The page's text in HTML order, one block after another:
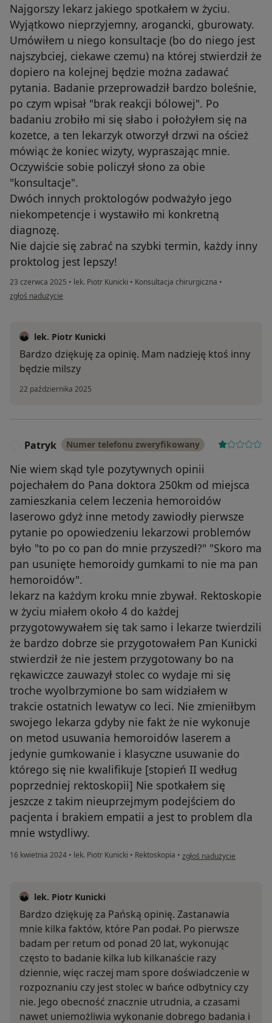
Najgorszy lekarz jakiego spotkałem w życiu.
Wyjątkowo nieprzyjemny, arogancki, gburowaty.
Umówiłem u niego konsultacje (bo do niego jest
najszybciej, ciekawe czemu) na której stwierdził że
dopiero na kolejnej będzie można zadawać
pytania. Badanie przeprowadził bardzo boleśnie,
po czym wpisał "brak reakcji bólowej". Po
badaniu zrobiło mi się słabo i położyłem się na
kozetce, a ten lekarzyk otworzył drzwi na oścież
mówiąc że koniec wizyty, wypraszając mnie.
Oczywiście sobie policzył słono za obie
"konsultacje".
Dwóch innych proktologów podważyło jego
niekompetencje i wystawiło mi konkretną
diagnozę.
Nie dajcie się zabrać na szybki termin, każdy inny
proktolog jest lepszy!
23 czerwca 2025 • lek. Piotr Kunicki • Konsultacja chirurgiczna •
w opinii użytkownika vivaco
zgłoś nadużycie
lek. Piotr Kunicki
Bardzo dziękuję za opinię. Mam nadzieję ktoś inny
będzie milszy
22 października 2025
Patryk Numer telefonu zweryfikowany
Nie wiem skąd tyle pozytywnych opinii
pojechałem do Pana doktora 250km od miejsca
zamieszkania celem leczenia hemoroidów
laserowo gdyż inne metody zawiodły pierwsze
pytanie po opowiedzeniu lekarzowi problemów
było "to po co pan do mnie przyszedł?" "Skoro ma
pan usunięte hemoroidy gumkami to nie ma pan
hemoroidów".
lekarz na każdym kroku mnie zbywał. Rektoskopie
w życiu miałem około 4 do każdej
przygotowywałem się tak samo i lekarze twierdzili
że bardzo dobrze sie przygotowałem Pan Kunicki
stwierdził że nie jestem przygotowany bo na
rękawiczce zauwazył stolec co wydaje mi się
troche wyolbrzymione bo sam widziałem w
trakcie ostatnich lewatyw co leci. Nie zmieniłbym
swojego lekarza gdyby nie fakt że nie wykonuje
on metod usuwania hemoroidów laserem a
jedynie gumkowanie i klasyczne usuwanie do
którego się nie kwalifikuje [stopień II według
poprzedniej rektoskopii] Nie spotkałem się
jeszcze z takim nieuprzejmym podejściem do
pacjenta i brakiem empatii a jest to problem dla
mnie wstydliwy.
16 kwietnia 2024 • lek. Piotr Kunicki • Rektoskopia • w opinii użytkownika
zgłoś nadużycie
lek. Piotr Kunicki
Bardzo dziękuję za Pańską opinię. Zastanawia
mnie kilka faktów, które Pan podał. Po pierwsze
badam per retum od ponad 20 lat, wykonując
często to badanie kilka lub kilkanaście razy
dziennie, więc raczej mam spore doświadczenie w
rozpoznaniu czy jest stolec w bańce odbytnicy czy
nie. Jego obecność znacznie utrudnia, a czasami
nawet uniemożliwia wykonanie dobrego badania i